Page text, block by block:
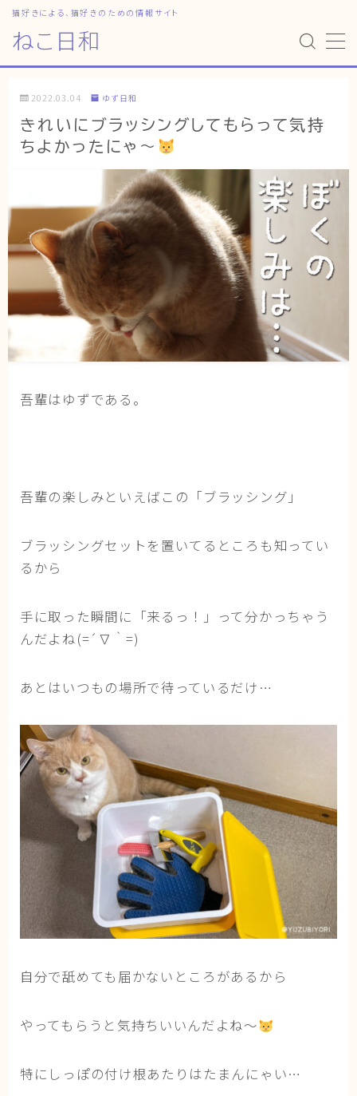
ねこ日和
猫好きによる、猫好きのための情報サイト
MENU
ねこ日和
どっちがいい？
猫暮らしの平均
猫のなぜ？
ゆずとシンバの日常
ねこの部屋
猫の健康・ケア関連
猫と人間の共生・社会問題
基本ガイド（ねこの飼い方、しつけ、食事）
健康管理（病気・ケア・病院情報）
お役立ち情報（ねこに優しいインテリア、災害対
ブログ
トミーとゆずの観察日記
ゆず日和
プロフィール
2022.03.04 ゆず日和
きれいにブラッシングしてもらって気持
ちよかったにゃ〜
吾輩はゆずである。
吾輩の楽しみといえばこの「ブラッシング」
ブラッシングセットを置いてるところも知ってい
るから
手に取った瞬間に「来るっ！」って分かっちゃう
んだよね(=´∇｀=)
あとはいつもの場所で待っているだけ…
自分で舐めても届かないところがあるから
やってもらうと気持ちいいんだよね〜
特にしっぽの付け根あたりはたまんにゃい…